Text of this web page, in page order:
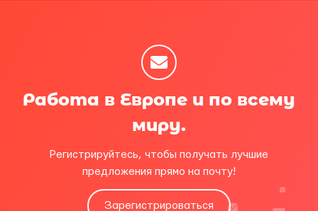
Работа в Европе и по всему
миру.
Регистрируйтесь, чтобы получать лучшие
предложения прямо на почту!
Зарегистрироваться